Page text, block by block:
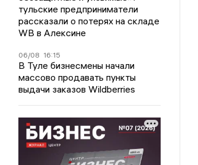
тульские предприниматели
рассказали о потерях на складе
WB в Алексине
06/08 16:15
В Туле бизнесмены начали
массово продавать пункты
выдачи заказов Wildberries